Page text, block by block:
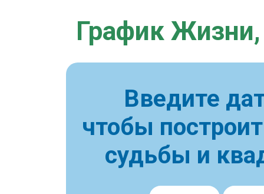
График Жизни,
Введите
чтобы
судьбы и